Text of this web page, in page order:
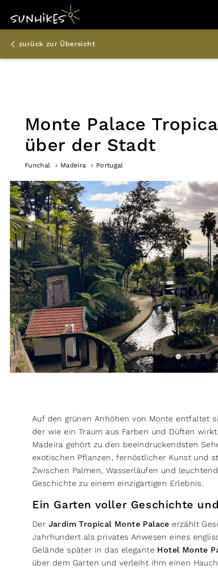
zurück zur Übersicht
Monte Palace
über der Stadt
Funchal Madeira Portugal
Auf den grünen Anhöhen von Monte entfaltet
der wie ein Traum aus Farben und Düften
Madeira gehört zu den beeindruckendsten
exotischen Pflanzen, fernöstlicher Kunst und
Zwischen Palmen, Wasserläufen und
Geschichte zu einem einzigartigen Erlebnis.
Ein Garten voller Geschichte
Der Jardim Tropical Monte Palace erzählt
Jahrhundert als privates Anwesen eines
Gelände später in das elegante Hotel Monte
über dem Garten und verleiht ihm einen